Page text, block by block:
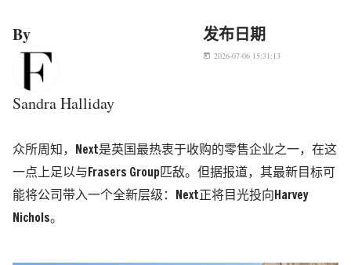
By
Sandra Halliday
发布日期
today 2026-07-06 15:31:13
众所周知， Next是英国最热衷于收购的零售企业之一，在这
一点上足以与 Frasers Group 匹敌。但据报道，其最新目标可
能将公司带入一个全新层级：
Next 正将目光投向 Harvey
Nichols。